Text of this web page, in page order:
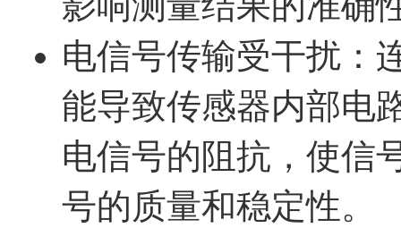
电信号传输受干扰：
能导致传感器内部电
电信号的阻抗，使信
号的质量和稳定性。